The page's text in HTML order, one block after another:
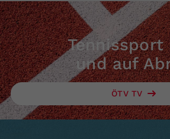
Tennissport
und auf
ÖTV TV